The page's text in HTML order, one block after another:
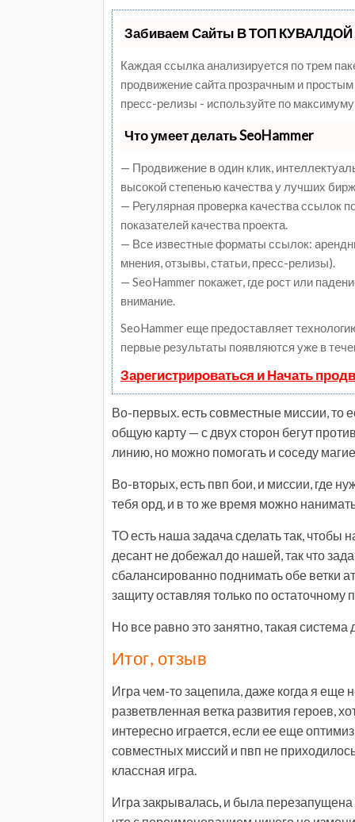
Забиваем Сайты В ТОП КУВАЛДОЙ
Каждая ссылка анализируется по трем
продвижение сайта прозрачным и
пресс-релизы - используйте по
Что умеет делать SeoHammer
— Продвижение в один клик,
высокой степенью качества у лучших
— Регулярная проверка качества ссылок
показателей качества проекта.
— Все известные форматы ссылок:
мнения, отзывы, статьи, пресс-релизы).
— SeoHammer покажет, где рост или
внимание.
SeoHammer еще предоставляет
первые результаты появляются уже в
Зарегистрироваться и Начать
Во-первых. есть совместные миссии, то
общую карту — с двух сторон бегут
линию, но можно помогать и соседу
Во-вторых, есть пвп бои, и миссии, где
тебя орд, и в то же время можно
ТО есть наша задача сделать так,
десант не добежал до нашей, так что
сбалансированно поднимать обе ветки
защиту оставляя только по остаточному
Но все равно это занятно, такая
Итог, отзыв
Игра чем-то зацепила, даже когда я еще
разветвленная ветка развития героев,
интересно играется, если ее еще
совместных миссий и пвп не
классная игра.
Игра закрывалась, и была